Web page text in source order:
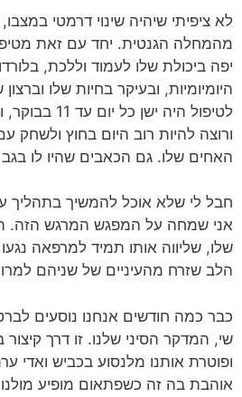
לא ציפיתי שיהיה שינוי דרמטי
מהמחלה הגנטית. יחד עם זאת
יפה ביכולת שלו לעמוד וללכת,
היומיומיות, ובעיקר בחיות שלו
לטיפול היה
ורוצה להיות רוב היום בחוץ ולשחק
האחים שלו. גם הכאבים שהיו לו
חבל לי שלא אוכל להמשיך בתהליך
אני שמחה על המפגש המרגש הזה.
שלו, שליווה אותו תמיד למרפאה
הלב שזרח מהעיניים של שניהם
כבר כמה חודשים אנחנו נוסעים
שי, המדקר הסיני שלנו. זו דרך קיצור
ופוטרת אותנו מלנסוע בכביש ואדי
אוהבת בה זה כשפתאום מופיע מולנו